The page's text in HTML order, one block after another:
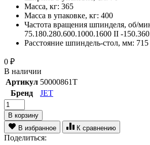
Масса, кг: 365
Масса в упаковке, кг: 400
Частота вращения шпинделя, об/
75.180.280.600.1000.1600 II -
Расстояние шпиндель-стол, мм: 715
0 ₽
В наличии
Артикул 50000861T
Бренд
JET
В корзину
В избранное
К сравнению
Поделиться: